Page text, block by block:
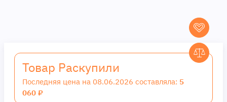
Товар Раскупили
Последняя цена на 08.06.2026 составляла: 5
060 ₽